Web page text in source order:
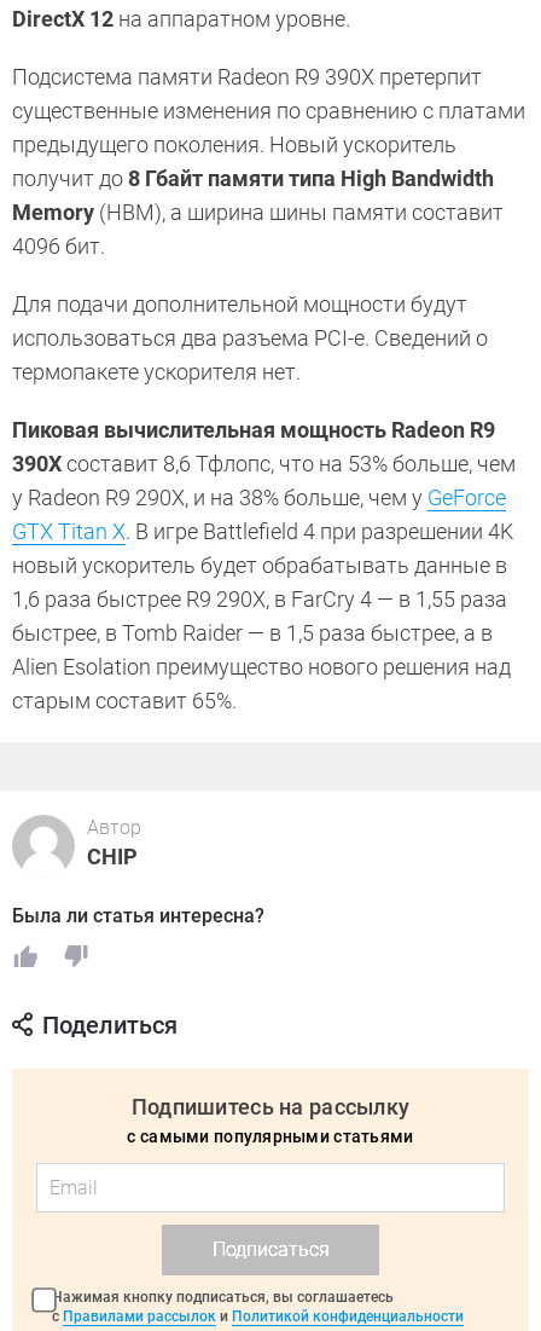
DirectX 12 на аппаратном уровне.
Подсистема памяти Radeon R9 390X претерпит
существенные изменения по сравнению с платами
предыдущего поколения. Новый ускоритель
получит до8 Гбайт памяти типа High Bandwidth
Memory (HBM), а ширина шины памяти составит
4096 бит.
Для подачи дополнительной мощности будут
использоваться два разъема PCI-e. Сведений о
термопакете ускорителя нет.
Пиковая вычислительная мощность Radeon R9
390Xсоставит 8,6 Тфлопс, что на 53% больше, чем
у Radeon R9 290X, и на 38% больше, чем у GeForce
GTX Titan X. В игре Battlefield 4 при разрешении 4K
новый ускоритель будет обрабатывать данные в
1,6 раза быстрее R9 290X, в FarCry 4 — в 1,55 раза
быстрее, в Tomb Raider — в 1,5 раза быстрее, а в
Alien Esolation преимущество нового решения над
старым составит 65%.
Автор
CHIP
Была ли статья интересна?
Поделиться
Подпишитесь на рассылку
с самыми популярными статьями
Подписаться
Нажимая кнопку подписаться, вы соглашаетесь
с Правилами рассылок и Политикой конфиденциальности